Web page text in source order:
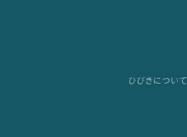
ひびきについて